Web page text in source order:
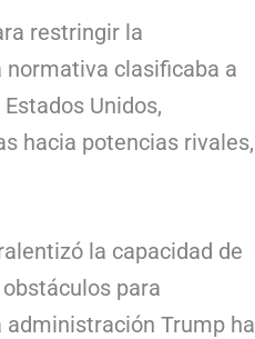
restringir la
normativa clasificaba a
Unidos,
hacia potencias rivales,
la capacidad de
para
administración Trump ha